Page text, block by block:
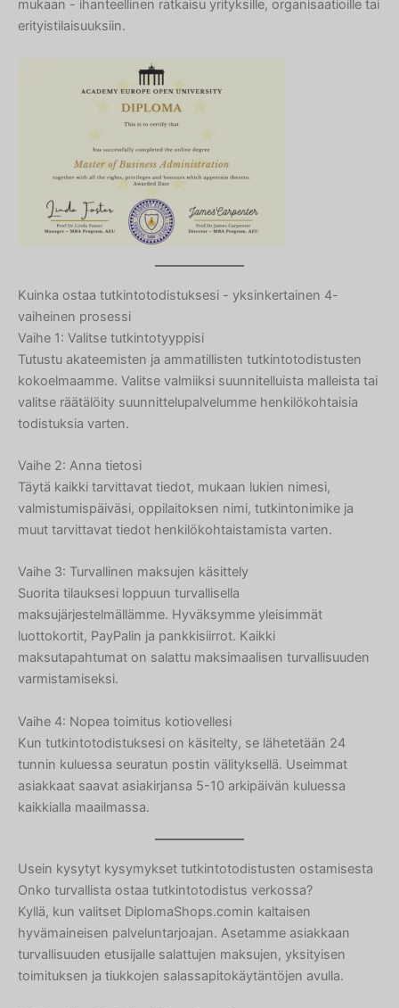
mukaan - ihanteellinen ratkaisu yrityksille, organisaatioille tai
erityistilaisuuksiin.
Kuinka ostaa tutkintotodistuksesi - yksinkertainen 4-
vaiheinen prosessi
Vaihe 1: Valitse tutkintotyyppisi
Tutustu akateemisten ja ammatillisten tutkintotodistusten
kokoelmaamme. Valitse valmiiksi suunnitelluista malleista tai
valitse räätälöity suunnittelupalvelumme henkilökohtaisia
todistuksia varten.
Vaihe 2: Anna tietosi
Täytä kaikki tarvittavat tiedot, mukaan lukien nimesi,
valmistumispäiväsi, oppilaitoksen nimi, tutkintonimike ja
muut tarvittavat tiedot henkilökohtaistamista varten.
Vaihe 3: Turvallinen maksujen käsittely
Suorita tilauksesi loppuun turvallisella
maksujärjestelmällämme. Hyväksymme yleisimmät
luottokortit, PayPalin ja pankkisiirrot. Kaikki
maksutapahtumat on salattu maksimaalisen turvallisuuden
varmistamiseksi.
Vaihe 4: Nopea toimitus kotiovellesi
Kun tutkintotodistuksesi on käsitelty, se lähetetään 24
tunnin kuluessa seuratun postin välityksellä. Useimmat
asiakkaat saavat asiakirjansa 5-10 arkipäivän kuluessa
kaikkialla maailmassa.
Usein kysytyt kysymykset tutkintotodistusten ostamisesta
Onko turvallista ostaa tutkintotodistus verkossa?
Kyllä, kun valitset DiplomaShops.comin kaltaisen
hyvämaineisen palveluntarjoajan. Asetamme asiakkaan
turvallisuuden etusijalle salattujen maksujen, yksityisen
toimituksen ja tiukkojen salassapitokäytäntöjen avulla.
Hebrew